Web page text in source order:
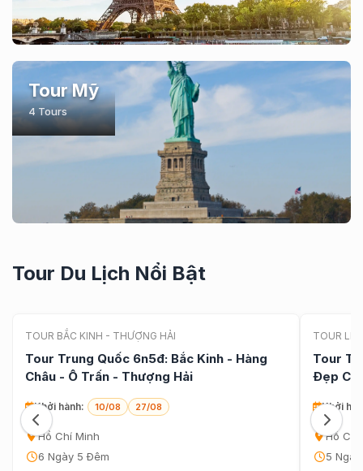
Tour Mỹ
4 Tours
Tour Du Lịch Nổi Bật
TOUR BẮC KINH - THƯỢNG HẢI
Tour Trung Quốc 6n5đ: Bắc Kinh - Hàng
Châu - Ô Trấn - Thượng Hải
Khởi hành: 10/08 27/08
Hồ Chí Minh
6 Ngày 5 Đêm
TOUR LỆ
Tour
Đẹp Cổ
Khởi
Hồ Chí
5